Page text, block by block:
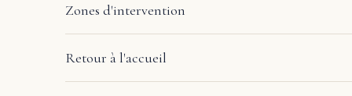
Zones d'intervention
Retour à l'accueil